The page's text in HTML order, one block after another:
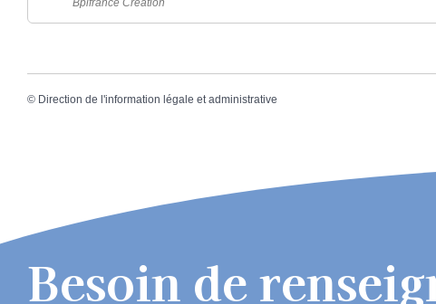
Bpifrance Création
© Direction de l'information légale et administrative
Besoin de